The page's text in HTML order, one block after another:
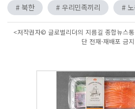
# 북한 # 우리민족끼리 #
<저작권자© 글로벌리더의 지름길 종합뉴스
단 전재-재배포 금